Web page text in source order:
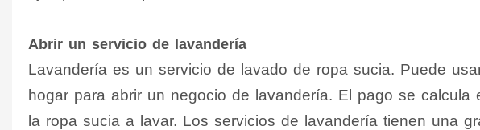
Abrir un servicio de lavandería
Lavandería es un servicio de lavado de ropa sucia. Puede
hogar para abrir un negocio de lavandería. El pago se calcula
la ropa sucia a lavar. Los servicios de lavandería tienen una